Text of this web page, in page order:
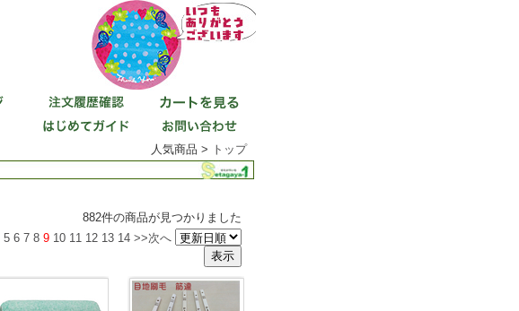
人気商品 > トップ
882件の商品が見つかりました
5 6 7 8 9 10 11 12 13 14 >>次へ